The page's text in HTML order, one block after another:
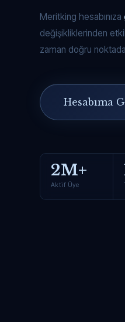
Meritking hesabınıza
değişikliklerinden
zaman doğru
Hesabıma
2M+
Aktif Üye